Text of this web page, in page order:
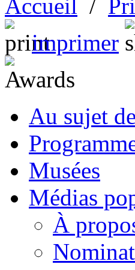
Accueil /
imprimer
Au sujet
Musées
Médias
À